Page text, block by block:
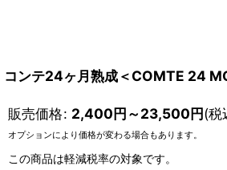
コンテ24ヶ月熟成＜COMTE 24
販売価格: 2,400円～23,500円(税
オプションにより価格が変わる場合もあります。
この商品は軽減税率の対象です。